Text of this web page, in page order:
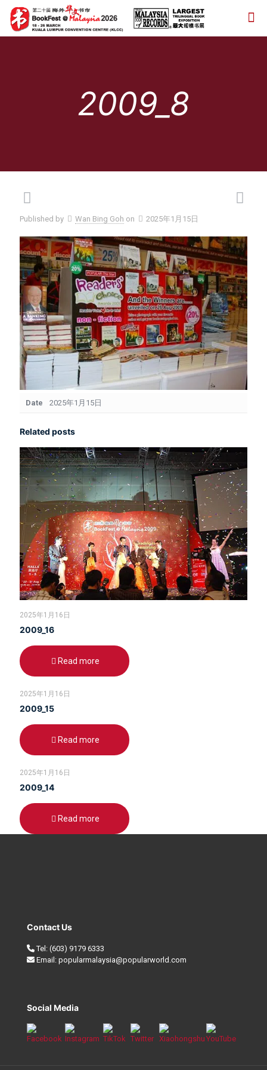
2009_8
Published by Wan Bing Goh on 2025年1月15日
Date 2025年1月15日
Related posts
2025年1月16日
2009_16
Read more
2025年1月16日
2009_15
Read more
2025年1月16日
2009_14
Read more
Contact Us
Tel: (603) 9179 6333
Email: popularmalaysia@popularworld.com
Social Media